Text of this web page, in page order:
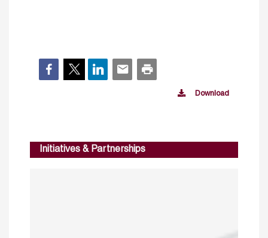
Download
Initiatives & Partnerships